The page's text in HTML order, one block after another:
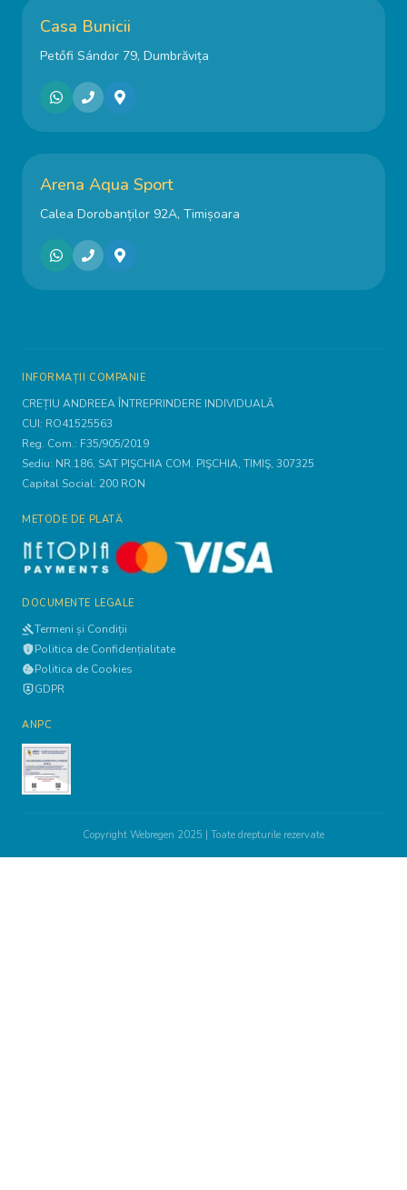
Casa Bunicii
Petőfi Sándor 79, Dumbrăvița
Arena Aqua Sport
Calea Dorobanților 92A, Timișoara
INFORMAȚII COMPANIE
CREȚIU ANDREEA ÎNTREPRINDERE INDIVIDUALĂ
CUI: RO41525563
Reg. Com.: F35/905/2019
Sediu: NR.186, SAT PIŞCHIA COM. PIŞCHIA, TIMIŞ, 307325
Capital Social: 200 RON
METODE DE PLATĂ
DOCUMENTE LEGALE
Termeni și Condiții
Politica de Confidențialitate
Politica de Cookies
GDPR
ANPC
Copyright Webregen 2025 | Toate drepturile rezervate